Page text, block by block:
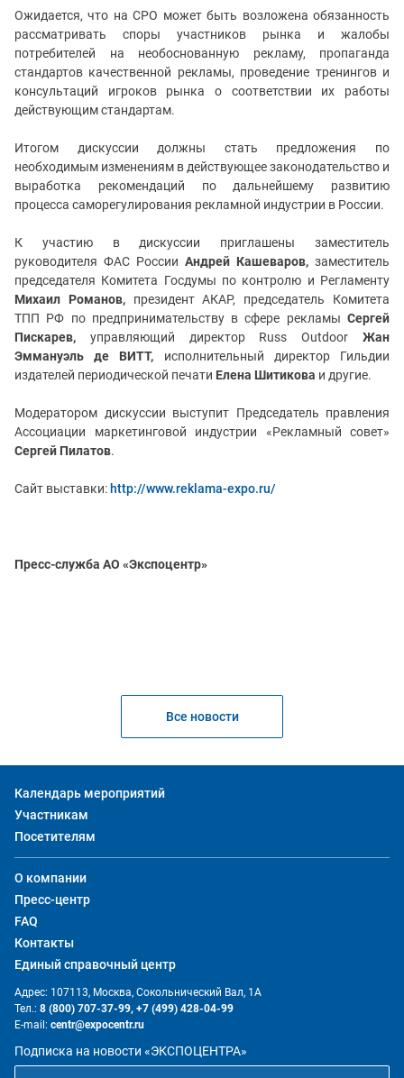
Ожидается, что на СРО может быть возложена обязанность
рассматривать споры участников рынка и жалобы
потребителей на необоснованную рекламу, пропаганда
стандартов качественной рекламы, проведение тренингов и
консультаций игроков рынка о соответствии их работы
действующим стандартам.
Итогом дискуссии должны стать предложения по
необходимым изменениям в действующее законодательство и
выработка рекомендаций по дальнейшему развитию
процесса саморегулирования рекламной индустрии в России.
К участию в дискуссии приглашены заместитель
руководителя ФАС России Андрей Кашеваров, заместитель
председателя Комитета Госдумы по контролю и Регламенту
Михаил Романов,президент АКАР, председатель Комитета
ТПП РФ по предпринимательству в сфере рекламы Сергей
Пискарев, управляющий директор Russ Outdoor Жан
Эммануэль де ВИТТ, исполнительный директор Гильдии
издателей периодической печати Елена Шитикова и другие.
Модератором дискуссии выступит Председатель правления
Ассоциации маркетинговой индустрии «Рекламный совет»
Сергей Пилатов.
Сайт выставки: http://www.reklama-expo.ru/
Пресс-служба АО «Экспоцентр»
Все новости
Календарь мероприятий
Участникам
Посетителям
О компании
Пресс-центр
FAQ
Контакты
Единый справочный центр
Адрес: 107113, Москва, Сокольнический Вал, 1А
Тел.: 8 (800) 707-37-99, +7 (499) 428-04-99
E-mail: centr@expocentr.ru
Подписка на новости «ЭКСПОЦЕНТРА»